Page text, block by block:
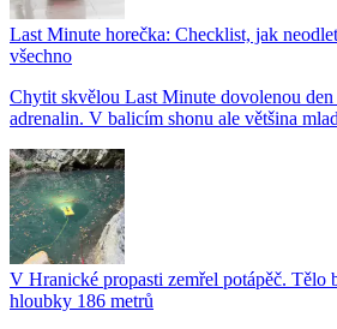
Last Minute horečka: Checklist, jak
všechno
Chytit skvělou Last Minute dovolenou den
adrenalin. V balicím shonu ale většina
V Hranické propasti zemřel potápěč. Tělo
hloubky 186 metrů